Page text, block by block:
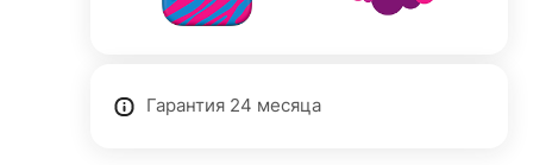
Гарантия 24 месяца